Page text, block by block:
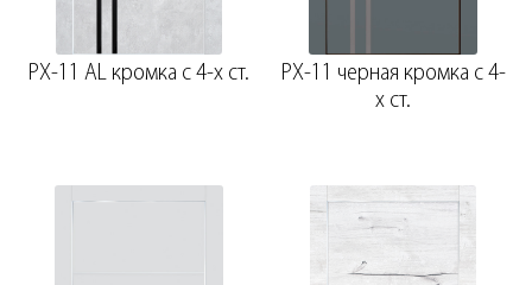
PX-11 AL кромка с 4-х ст.
PX-11 черная кромка с 4-
х ст.